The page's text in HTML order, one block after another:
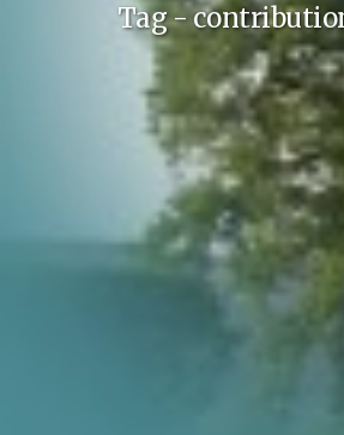
Tag -